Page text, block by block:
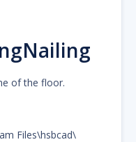
of the floor.
Files\hsbcad\